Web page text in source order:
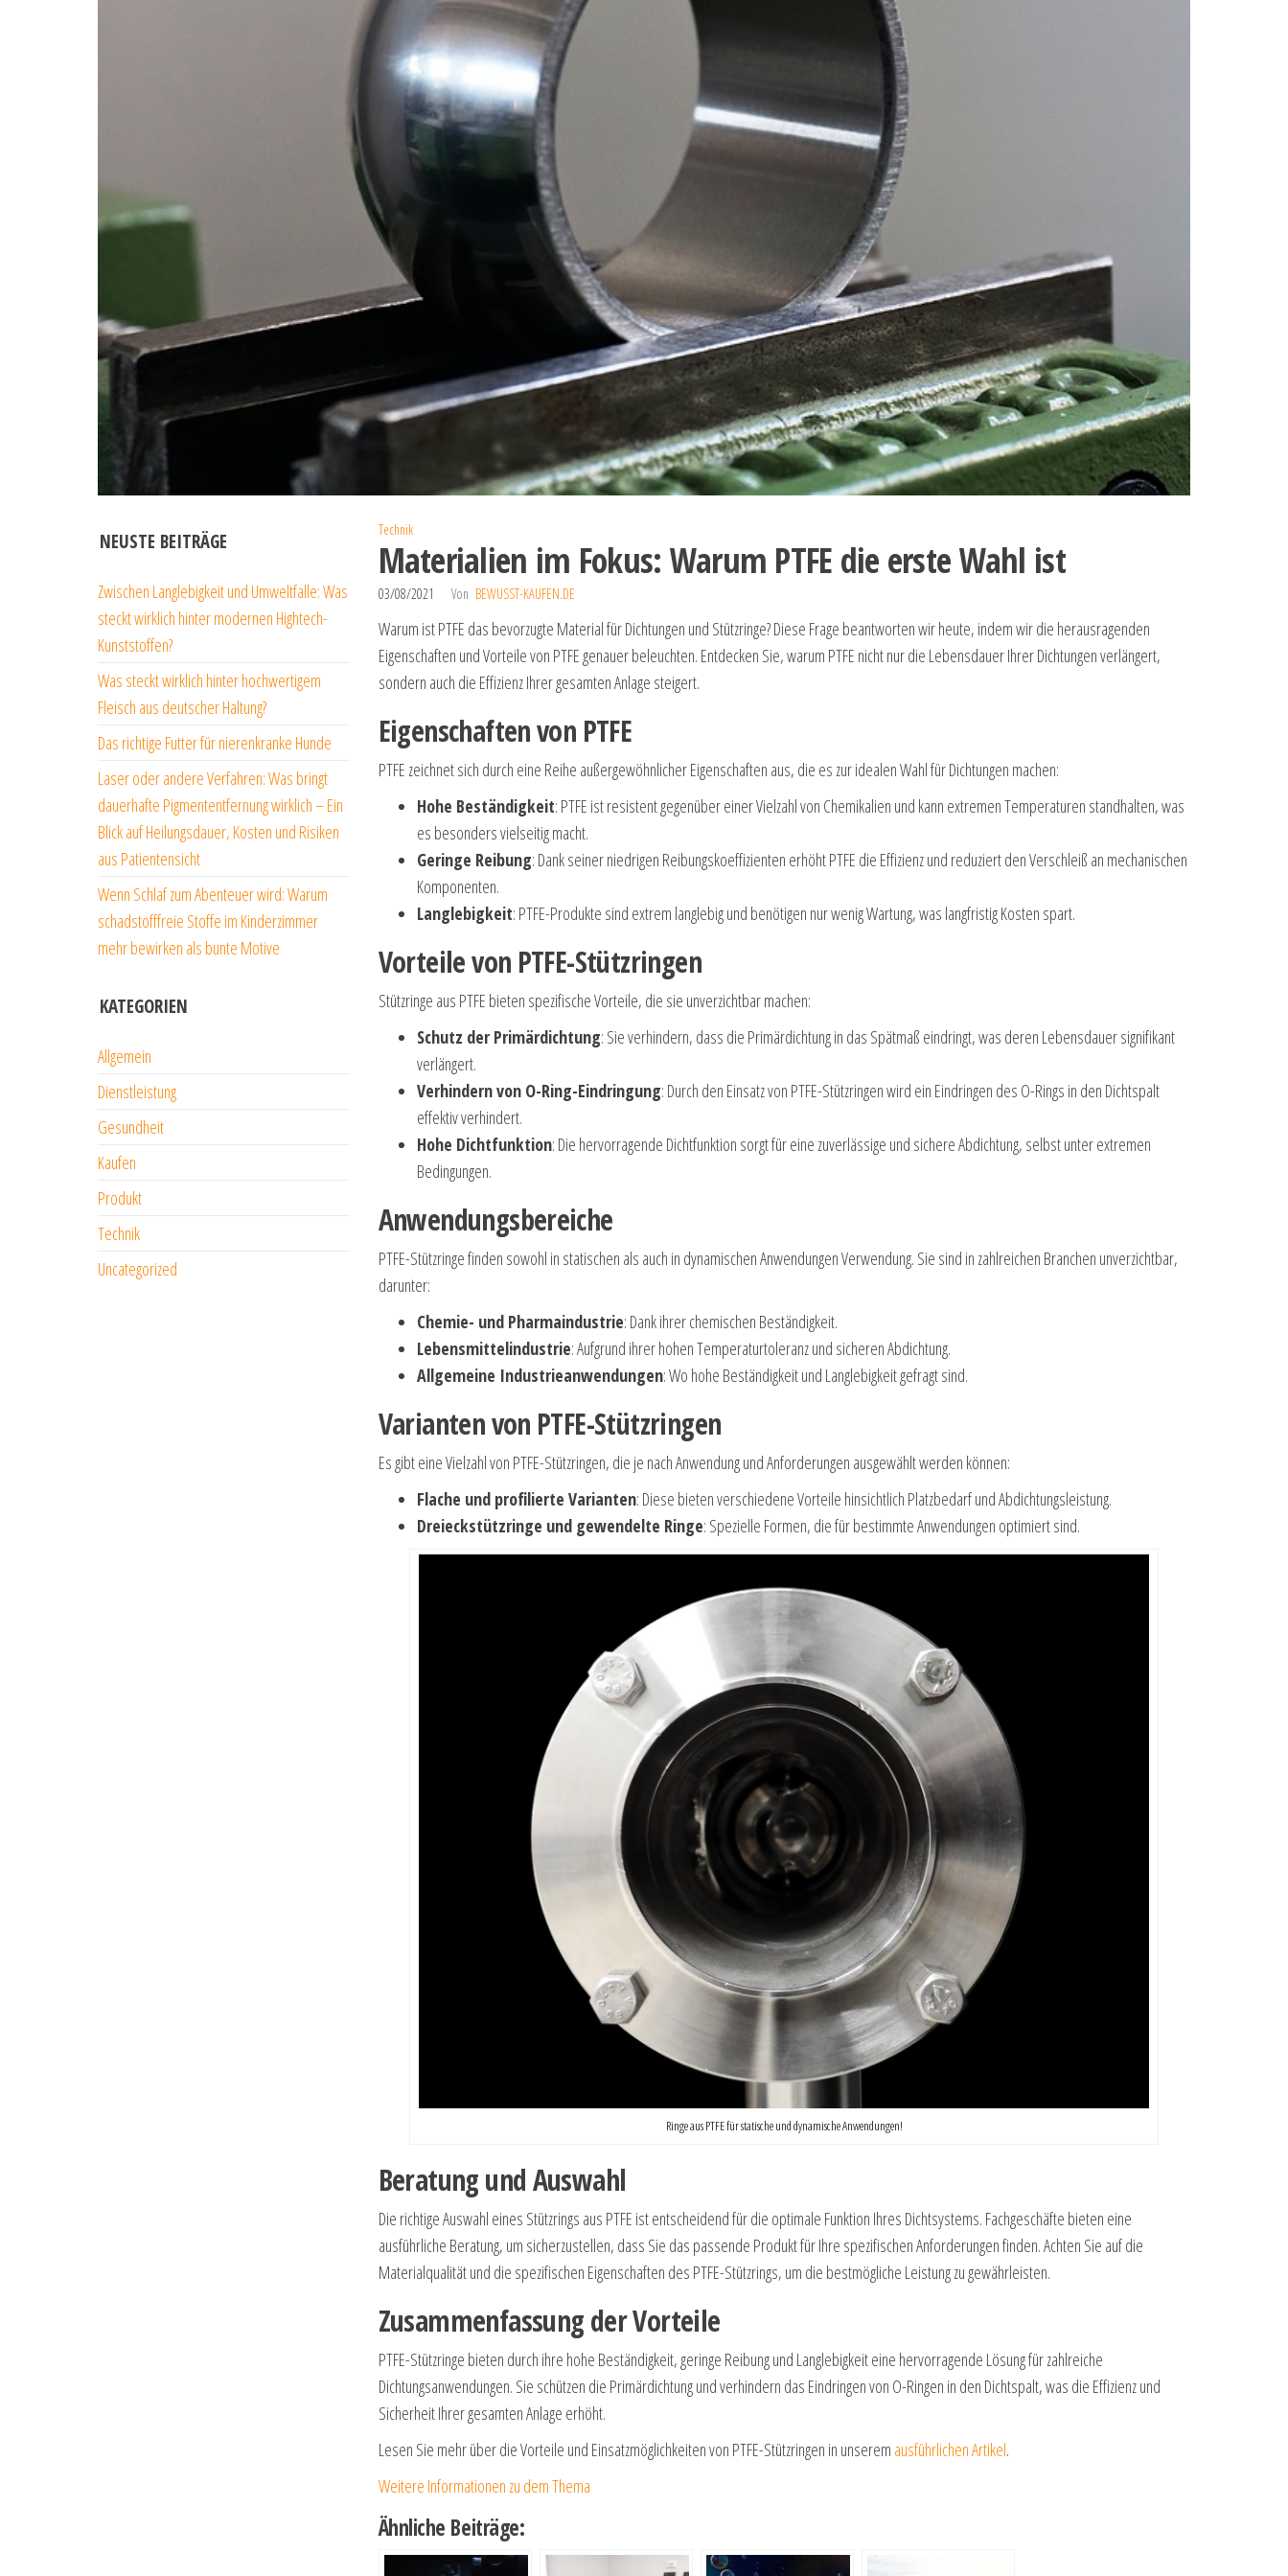
Technik
Materialien im Fokus: Warum PTFE die erste Wahl ist
03/08/2021 Von BEWUSST-KAUFEN.DE
Warum ist PTFE das bevorzugte Material für Dichtungen und Stützringe? Diese Frage beantworten wir heute, indem wir die herausragenden
Eigenschaften und Vorteile von PTFE genauer beleuchten. Entdecken Sie, warum PTFE nicht nur die Lebensdauer Ihrer Dichtungen verlängert,
sondern auch die Effizienz Ihrer gesamten Anlage steigert.
Eigenschaften von PTFE
PTFE zeichnet sich durch eine Reihe außergewöhnlicher Eigenschaften aus, die es zur idealen Wahl für Dichtungen machen:
Hohe Beständigkeit: PTFE ist resistent gegenüber einer Vielzahl von Chemikalien und kann extremen Temperaturen standhalten, was
es besonders vielseitig macht.
Geringe Reibung: Dank seiner niedrigen Reibungskoeffizienten erhöht PTFE die Effizienz und reduziert den Verschleiß an mechanischen
Komponenten.
Langlebigkeit: PTFE-Produkte sind extrem langlebig und benötigen nur wenig Wartung, was langfristig Kosten spart.
Vorteile von PTFE-Stützringen
Stützringe aus PTFE bieten spezifische Vorteile, die sie unverzichtbar machen:
Schutz der Primärdichtung: Sie verhindern, dass die Primärdichtung in das Spätmaß eindringt, was deren Lebensdauer signifikant
verlängert.
Verhindern von O-Ring-Eindringung: Durch den Einsatz von PTFE-Stützringen wird ein Eindringen des O-Rings in den Dichtspalt
effektiv verhindert.
Hohe Dichtfunktion: Die hervorragende Dichtfunktion sorgt für eine zuverlässige und sichere Abdichtung, selbst unter extremen
Bedingungen.
Anwendungsbereiche
PTFE-Stützringe finden sowohl in statischen als auch in dynamischen Anwendungen Verwendung. Sie sind in zahlreichen Branchen unverzichtbar,
darunter:
Chemie- und Pharmaindustrie: Dank ihrer chemischen Beständigkeit.
Lebensmittelindustrie: Aufgrund ihrer hohen Temperaturtoleranz und sicheren Abdichtung.
Allgemeine Industrieanwendungen: Wo hohe Beständigkeit und Langlebigkeit gefragt sind.
Varianten von PTFE-Stützringen
Es gibt eine Vielzahl von PTFE-Stützringen, die je nach Anwendung und Anforderungen ausgewählt werden können:
Flache und profilierte Varianten: Diese bieten verschiedene Vorteile hinsichtlich Platzbedarf und Abdichtungsleistung.
Dreieckstützringe und gewendelte Ringe: Spezielle Formen, die für bestimmte Anwendungen optimiert sind.
Ringe aus PTFE für statische und dynamische Anwendungen!
Beratung und Auswahl
Die richtige Auswahl eines Stützrings aus PTFE ist entscheidend für die optimale Funktion Ihres Dichtsystems. Fachgeschäfte bieten eine
ausführliche Beratung, um sicherzustellen, dass Sie das passende Produkt für Ihre spezifischen Anforderungen finden. Achten Sie auf die
Materialqualität und die spezifischen Eigenschaften des PTFE-Stützrings, um die bestmögliche Leistung zu gewährleisten.
Zusammenfassung der Vorteile
PTFE-Stützringe bieten durch ihre hohe Beständigkeit, geringe Reibung und Langlebigkeit eine hervorragende Lösung für zahlreiche
Dichtungsanwendungen. Sie schützen die Primärdichtung und verhindern das Eindringen von O-Ringen in den Dichtspalt, was die Effizienz und
Sicherheit Ihrer gesamten Anlage erhöht.
Lesen Sie mehr über die Vorteile und Einsatzmöglichkeiten von PTFE-Stützringen in unserem ausführlichen Artikel.
Weitere Informationen zu dem Thema
Ähnliche Beiträge:
NEUSTE BEITRÄGE
Zwischen Langlebigkeit und Umweltfalle: Was
steckt wirklich hinter modernen Hightech-
Kunststoffen?
Was steckt wirklich hinter hochwertigem
Fleisch aus deutscher Haltung?
Das richtige Futter für nierenkranke Hunde
Laser oder andere Verfahren: Was bringt
dauerhafte Pigmententfernung wirklich – Ein
Blick auf Heilungsdauer, Kosten und Risiken
aus Patientensicht
Wenn Schlaf zum Abenteuer wird: Warum
schadstofffreie Stoffe im Kinderzimmer
mehr bewirken als bunte Motive
KATEGORIEN
Allgemein
Dienstleistung
Gesundheit
Kaufen
Produkt
Technik
Uncategorized